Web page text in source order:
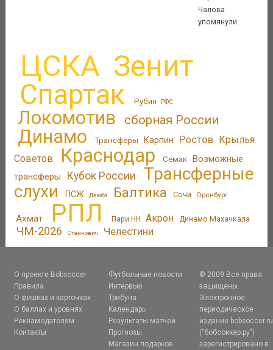
Чалова
упомянули.
ЦСКА Зенит
Спартак Рубин РФС
Локомотив сборная России
Динамо Трансферы Карпин Ростов Крылья
Советов
Краснодар Семак Возможные
трансферы
Кубок России
Трансферные
слухи
ПСЖ Дзюба Балтика Сочи Оренбург
Ахмат РПЛ Пари НН Акрон Динамо Махачкала
ЧМ-2026 Станкович Челестини
О проекте Bobsoccer
Правила
О фишках и карточках
О баллах и уровнях
Рекламодателям
Контакты
Футбольные новости
Интервью
Трибуна
Календарь
Результаты матчей
Прогнозы
Магазин подарков
© 2009 Все права
защищены.
Электронное
периодическое
издание bobsoccer.ru
("бобсоккер.ру")
зарегистрировано в